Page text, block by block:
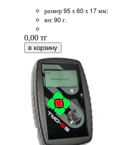
размер 95 х 60 х 17 мм;
вес 90 г.
0,00 тг